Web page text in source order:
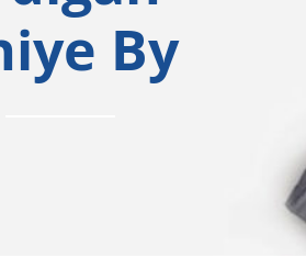
By